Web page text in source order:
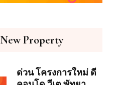
New Property
ด่วน โครงการใหม่ ดี